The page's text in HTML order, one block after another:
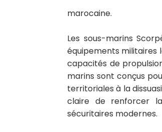
marocaine.
Les sous-marins
équipements militaires
capacités de
marins sont conçus
territoriales à la
claire de renforcer
sécuritaires modernes.